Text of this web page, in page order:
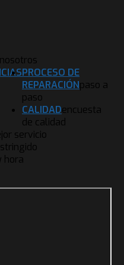
PROCESO DE
REPARACIÓNpaso a
paso
CALIDADencuesta
de calidad
servicio
hora